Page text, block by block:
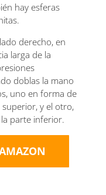
hay esferas
derecho, en
larga de la
doblas la mano
uno en forma de
y el otro,
parte inferior.